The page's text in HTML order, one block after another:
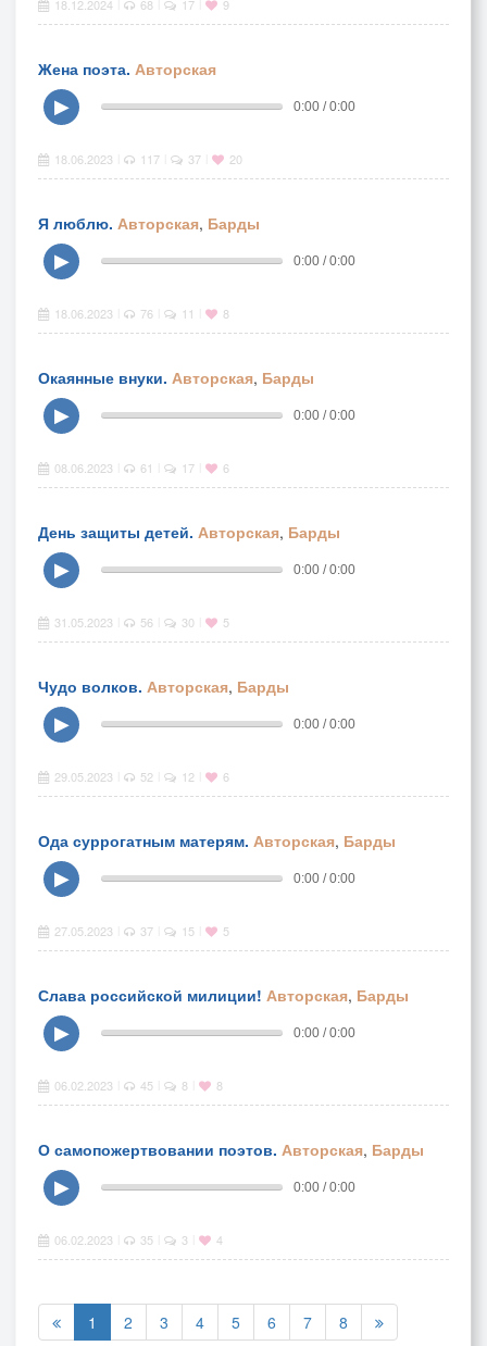
18.12.2024 68 17 9
Жена поэта. Авторская
▶
0:00 / 0:00
18.06.2023 117 37 20
Я люблю. Авторская, Барды
▶
0:00 / 0:00
18.06.2023 76 11 8
Окаянные внуки. Авторская, Барды
▶
0:00 / 0:00
08.06.2023 61 17 6
День защиты детей. Авторская, Барды
▶
0:00 / 0:00
31.05.2023 56 30 5
Чудо волков. Авторская, Барды
▶
0:00 / 0:00
29.05.2023 52 12 6
Ода суррогатным матерям. Авторская, Барды
▶
0:00 / 0:00
27.05.2023 37 15 5
Слава российской милиции! Авторская, Барды
▶
0:00 / 0:00
06.02.2023 45 8 8
О самопожертвовании поэтов. Авторская, Барды
▶
0:00 / 0:00
06.02.2023 35 3 4
1 2 3 4 5 6 7 8